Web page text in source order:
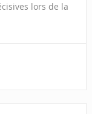
lors de la